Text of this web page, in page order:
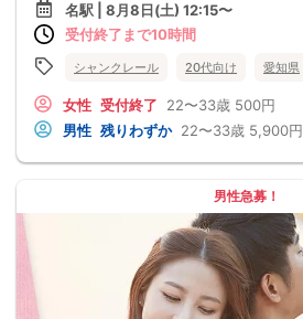
名駅 | 8月8日(土) 12:15〜
受付終了まで10時間
シャンクレール 20代向け 愛知県
女性 受付終了 22〜33歳 500円
男性 残りわずか 22〜33歳 5,900円
男性急募！